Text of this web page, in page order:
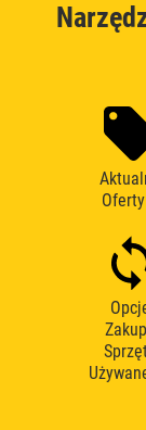
Oferty